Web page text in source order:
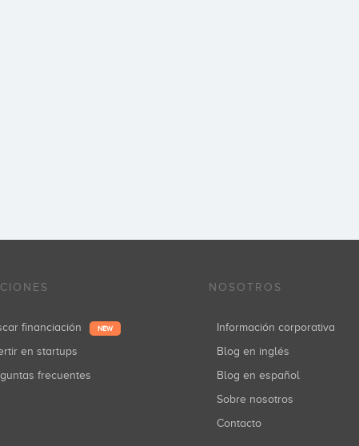
financiación NEW
en startups
frecuentes
NOSOTROS
Información corporativa
Blog en inglés
Blog en español
Sobre nosotros
Contacto